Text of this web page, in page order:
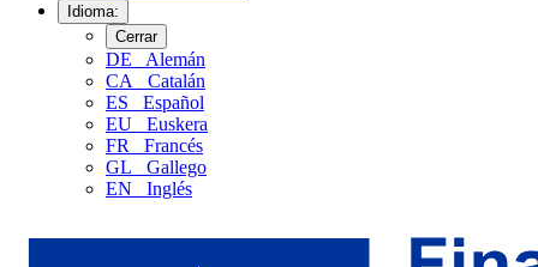
Idioma:
Cerrar
DE
Alemán
CA
Catalán
ES
Español
EU
Euskera
FR
Francés
GL
Gallego
EN
Inglés